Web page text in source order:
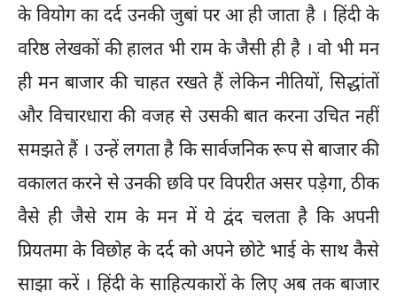
के वियोग का दर्द उनकी जुबां पर आ ही जाता है । हिंदी के
वरिष्ठ लेखकों की हालत भी राम के जैसी ही है । वो भी मन
ही मन बाजार की चाहत रखते हैं लेकिन नीतियों, सिद्धांतों
और विचारधारा की वजह से उसकी बात करना उचित नहीं
समझते हैं । उन्हें लगता है कि सार्वजनिक रूप से बाजार की
वकालत करने से उनकी छवि पर विपरीत असर पड़ेगा, ठीक
वैसे ही जैसे राम के मन में ये द्वंद चलता है कि अपनी
प्रियतमा के विछोह के दर्द को अपने छोटे भाई के साथ कैसे
साझा करें । हिंदी के साहित्यकारों के लिए अब तक बाजार